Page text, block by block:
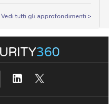
Vedi tutti gli approfondimenti >